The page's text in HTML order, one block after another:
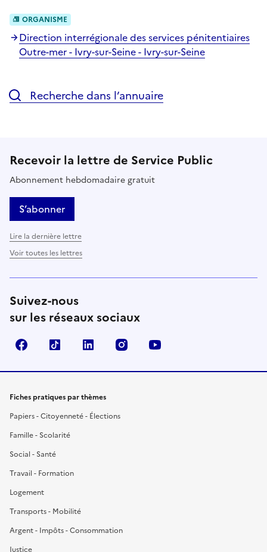
ORGANISME
Direction interrégionale des services pénitentiaires
Outre-mer - Ivry-sur-Seine - Ivry-sur-Seine
Recherche dans l’annuaire
Recevoir la lettre de Service Public
Abonnement hebdomadaire gratuit
S’abonner
Lire la dernière lettre
Voir toutes les lettres
Suivez-nous
sur les réseaux sociaux
FacebookTikTok LinkedIn Instagram
Fiches pratiques par thèmes
Papiers - Citoyenneté - Élections
Famille - Scolarité
Social - Santé
Travail - Formation
Logement
Transports - Mobilité
Argent - Impôts - Consommation
Justice